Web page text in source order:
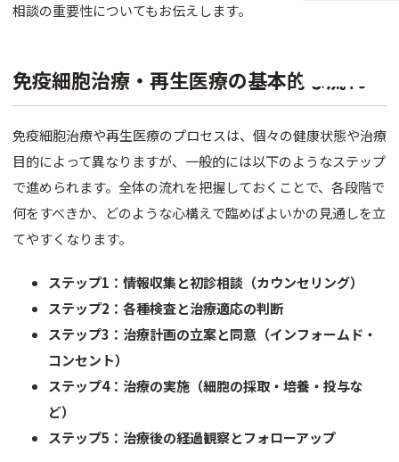
ヒアルロ
ボトック
肌育注射
目元
鼻
相談の重要性についてもお伝えします。
免疫細胞治療・再生医療の基本的な流れ
免疫細胞治療や再生医療のプロセスは、個々の健康状態や治療
目的によって異なりますが、一般的には以下のようなステップ
で進められます。全体の流れを把握しておくことで、各段階で
何をすべきか、どのような心構えで臨めばよいかの見通しを立
てやすくなります。
ステップ1：情報収集と初診相談（カウンセリング）
ステップ2：各種検査と治療適応の判断
ステップ3：治療計画の立案と同意（インフォームド・
コンセント）
ステップ4：治療の実施（細胞の採取・培養・投与な
ど）
ステップ5：治療後の経過観察とフォローアップ